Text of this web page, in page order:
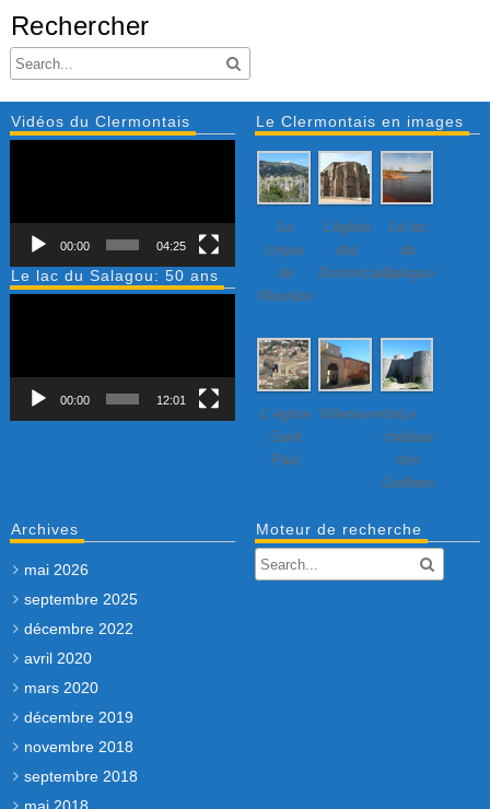
Rechercher
Vidéos du Clermontais
00:00 04:25
Le lac du Salagou: 50 ans
00:00 12:01
Le Clermontais en images
Le
cirque
de
Mourèze
L’église
des
Dominicains
Le lac
du
Salagou
L’ église
Saint
Paul
Villeneuvette…
Le
château
des
Guilhem
Archives
mai 2026
septembre 2025
décembre 2022
avril 2020
mars 2020
décembre 2019
novembre 2018
septembre 2018
mai 2018
Moteur de recherche